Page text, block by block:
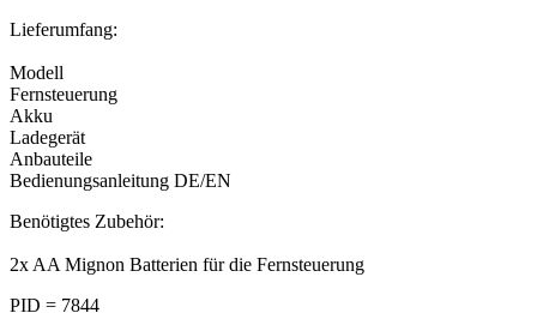
Lieferumfang:
Modell
Fernsteuerung
Akku
Ladegerät
Anbauteile
Bedienungsanleitung DE/EN
Benötigtes Zubehör:
2x AA Mignon Batterien für die Fernsteuerung
PID = 7844